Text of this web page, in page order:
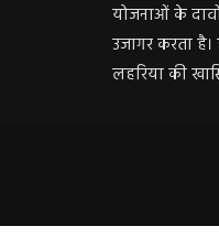
योजनाओं के
उजागर करता
लहरिया की